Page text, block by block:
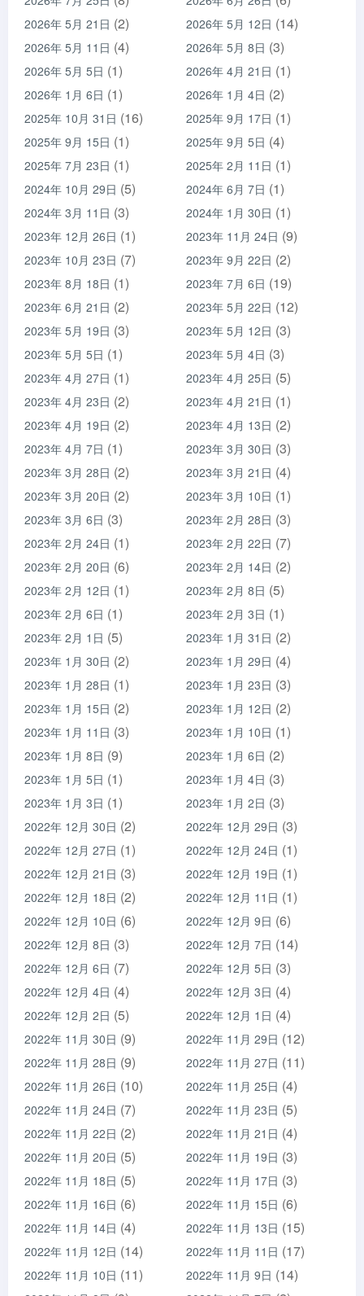
2026年 5月 21日 (2) 2026年 5月 12日 (14)
2026年 5月 11日 (4) 2026年 5月 8日 (3)
2026年 5月 5日 (1) 2026年 4月 21日 (1)
2026年 1月 6日 (1) 2026年 1月 4日 (2)
2025年 10月 31日 (16) 2025年 9月 17日 (1)
2025年 9月 15日 (1) 2025年 9月 5日 (4)
2025年 7月 23日 (1) 2025年 2月 11日 (1)
2024年 10月 29日 (5) 2024年 6月 7日 (1)
2024年 3月 11日 (3) 2024年 1月 30日 (1)
2023年 12月 26日 (1) 2023年 11月 24日 (9)
2023年 10月 23日 (7) 2023年 9月 22日 (2)
2023年 8月 18日 (1) 2023年 7月 6日 (19)
2023年 6月 21日 (2) 2023年 5月 22日 (12)
2023年 5月 19日 (3) 2023年 5月 12日 (3)
2023年 5月 5日 (1) 2023年 5月 4日 (3)
2023年 4月 27日 (1) 2023年 4月 25日 (5)
2023年 4月 23日 (2) 2023年 4月 21日 (1)
2023年 4月 19日 (2) 2023年 4月 13日 (2)
2023年 4月 7日 (1) 2023年 3月 30日 (3)
2023年 3月 28日 (2) 2023年 3月 21日 (4)
2023年 3月 20日 (2) 2023年 3月 10日 (1)
2023年 3月 6日 (3) 2023年 2月 28日 (3)
2023年 2月 24日 (1) 2023年 2月 22日 (7)
2023年 2月 20日 (6) 2023年 2月 14日 (2)
2023年 2月 12日 (1) 2023年 2月 8日 (5)
2023年 2月 6日 (1) 2023年 2月 3日 (1)
2023年 2月 1日 (5) 2023年 1月 31日 (2)
2023年 1月 30日 (2) 2023年 1月 29日 (4)
2023年 1月 28日 (1) 2023年 1月 23日 (3)
2023年 1月 15日 (2) 2023年 1月 12日 (2)
2023年 1月 11日 (3) 2023年 1月 10日 (1)
2023年 1月 8日 (9) 2023年 1月 6日 (2)
2023年 1月 5日 (1) 2023年 1月 4日 (3)
2023年 1月 3日 (1) 2023年 1月 2日 (3)
2022年 12月 30日 (2) 2022年 12月 29日 (3)
2022年 12月 27日 (1) 2022年 12月 24日 (1)
2022年 12月 21日 (3) 2022年 12月 19日 (1)
2022年 12月 18日 (2) 2022年 12月 11日 (1)
2022年 12月 10日 (6) 2022年 12月 9日 (6)
2022年 12月 8日 (3) 2022年 12月 7日 (14)
2022年 12月 6日 (7) 2022年 12月 5日 (3)
2022年 12月 4日 (4) 2022年 12月 3日 (4)
2022年 12月 2日 (5) 2022年 12月 1日 (4)
2022年 11月 30日 (9) 2022年 11月 29日 (12)
2022年 11月 28日 (9) 2022年 11月 27日 (11)
2022年 11月 26日 (10) 2022年 11月 25日 (4)
2022年 11月 24日 (7) 2022年 11月 23日 (5)
2022年 11月 22日 (2) 2022年 11月 21日 (4)
2022年 11月 20日 (5) 2022年 11月 19日 (3)
2022年 11月 18日 (5) 2022年 11月 17日 (3)
2022年 11月 16日 (6) 2022年 11月 15日 (6)
2022年 11月 14日 (4) 2022年 11月 13日 (15)
2022年 11月 12日 (14) 2022年 11月 11日 (17)
2022年 11月 10日 (11) 2022年 11月 9日 (14)